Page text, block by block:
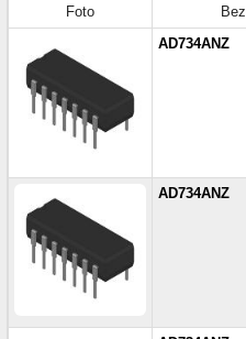
Foto
AD734ANZ
AD734ANZ